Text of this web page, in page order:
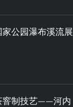
公园瀑布溪流展
窨制技艺——河内